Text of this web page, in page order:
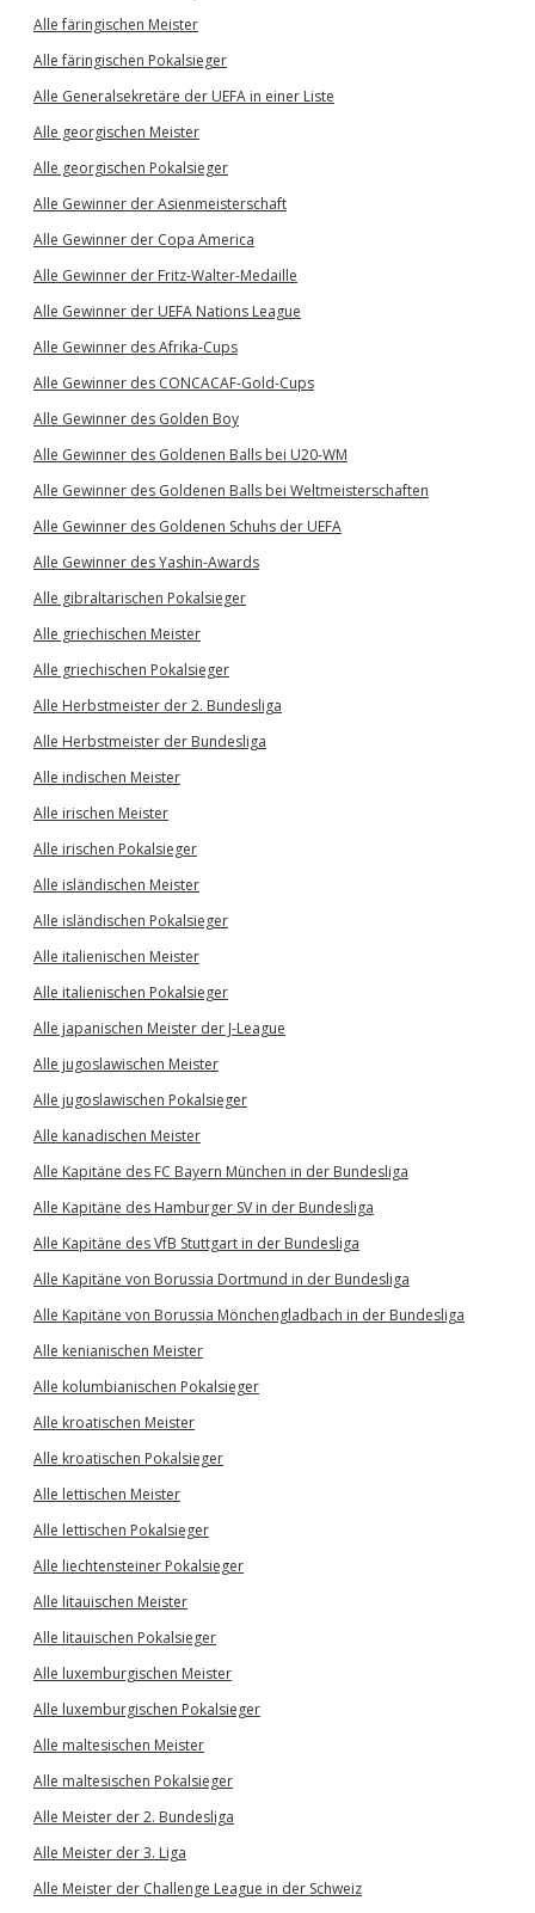
Alle färingischen Meister
Alle färingischen Pokalsieger
Alle Generalsekretäre der UEFA in einer Liste
Alle georgischen Meister
Alle georgischen Pokalsieger
Alle Gewinner der Asienmeisterschaft
Alle Gewinner der Copa America
Alle Gewinner der Fritz-Walter-Medaille
Alle Gewinner der UEFA Nations League
Alle Gewinner des Afrika-Cups
Alle Gewinner des CONCACAF-Gold-Cups
Alle Gewinner des Golden Boy
Alle Gewinner des Goldenen Balls bei U20-WM
Alle Gewinner des Goldenen Balls bei Weltmeisterschaften
Alle Gewinner des Goldenen Schuhs der UEFA
Alle Gewinner des Yashin-Awards
Alle gibraltarischen Pokalsieger
Alle griechischen Meister
Alle griechischen Pokalsieger
Alle Herbstmeister der 2. Bundesliga
Alle Herbstmeister der Bundesliga
Alle indischen Meister
Alle irischen Meister
Alle irischen Pokalsieger
Alle isländischen Meister
Alle isländischen Pokalsieger
Alle italienischen Meister
Alle italienischen Pokalsieger
Alle japanischen Meister der J-League
Alle jugoslawischen Meister
Alle jugoslawischen Pokalsieger
Alle kanadischen Meister
Alle Kapitäne des FC Bayern München in der Bundesliga
Alle Kapitäne des Hamburger SV in der Bundesliga
Alle Kapitäne des VfB Stuttgart in der Bundesliga
Alle Kapitäne von Borussia Dortmund in der Bundesliga
Alle Kapitäne von Borussia Mönchengladbach in der Bundesliga
Alle kenianischen Meister
Alle kolumbianischen Pokalsieger
Alle kroatischen Meister
Alle kroatischen Pokalsieger
Alle lettischen Meister
Alle lettischen Pokalsieger
Alle liechtensteiner Pokalsieger
Alle litauischen Meister
Alle litauischen Pokalsieger
Alle luxemburgischen Meister
Alle luxemburgischen Pokalsieger
Alle maltesischen Meister
Alle maltesischen Pokalsieger
Alle Meister der 2. Bundesliga
Alle Meister der 3. Liga
Alle Meister der Challenge League in der Schweiz